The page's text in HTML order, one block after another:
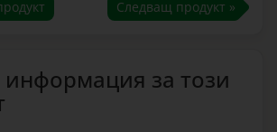
Следващ продукт »
за този